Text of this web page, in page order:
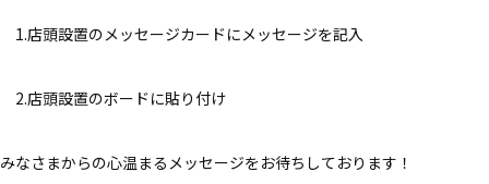
1.店頭設置のメッセージカードにメッセージを記入
2.店頭設置のボードに貼り付け
みなさまからの心温まるメッセージをお待ちしております！